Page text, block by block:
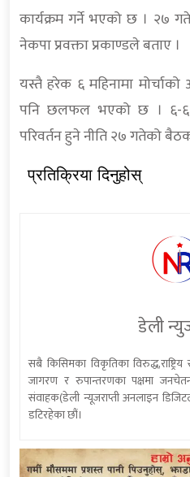
कार्यक्रम गर्ने भएको छ । २७
नेकपा प्रवक्ता प्रकाण्डले बताए ।
यस्तै हरेक ६ महिनामा
पनि छलफल भएको छ । ६-६
परिवर्तन हुने नीति २७ गतेको
प्रतिक्रिया दिनुहोस्
डेली
सबै किसिमका विकृतिका विरुद्ध,राष्ट्रिय
जागरण र रुपान्तरणका पक्षमा
संवाहक(डेली न्यूजराप्ती अनलाइन
डटिरहेका छौं।